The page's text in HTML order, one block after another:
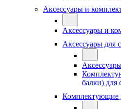
Аксессуары и
Аксессуары и
Аксессуары для
балки) для
Комплектующие